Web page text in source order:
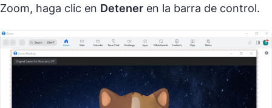
Zoom, haga clic en Detener en la barra de control.